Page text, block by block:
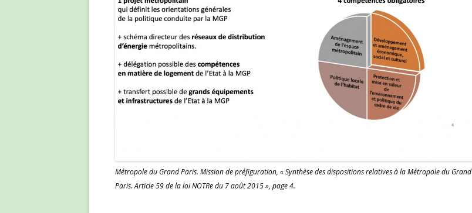
Métropole du Grand Paris. Mission de préfiguration, « Synthèse des dispositions relatives à la Métropole du Grand
Paris. Article 59 de la loi NOTRe du 7 août 2015 », page 4.